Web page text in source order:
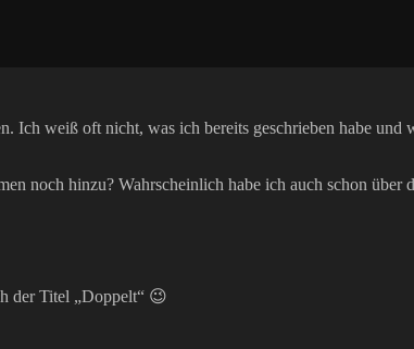
weiß oft nicht, was ich bereits geschrieben habe und
noch hinzu? Wahrscheinlich habe ich auch schon über
der Titel „Doppelt“ 😉